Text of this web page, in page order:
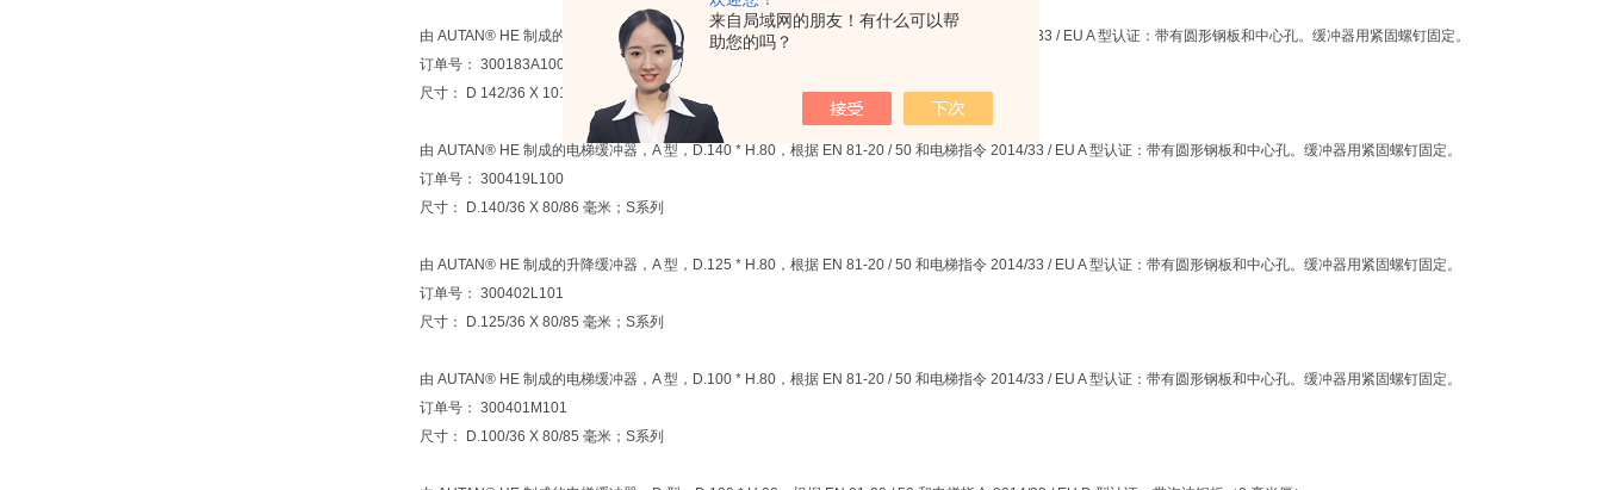
来自局域网的朋友！有什么可以帮
助您的吗？
由 AUTAN® HE 制成的电梯缓冲器，A 型，D.142 * H.101，根据 EN 81-20 / 50 和电梯指令 2014/33 / EU A 型认证：带有圆形钢板和中心孔。缓冲器用紧固螺钉固定。
订单号： 300183A100
尺寸： D 142/36 X 101/107 毫米
由 AUTAN® HE 制成的电梯缓冲器，A 型，D.140 * H.80，根据 EN 81-20 / 50 和电梯指令 2014/33 / EU A 型认证：带有圆形钢板和中心孔。缓冲器用紧固螺钉固定。
订单号： 300419L100
尺寸： D.140/36 X 80/86 毫米；S系列
由 AUTAN® HE 制成的升降缓冲器，A 型，D.125 * H.80，根据 EN 81-20 / 50 和电梯指令 2014/33 / EU A 型认证：带有圆形钢板和中心孔。缓冲器用紧固螺钉固定。
订单号： 300402L101
尺寸： D.125/36 X 80/85 毫米；S系列
由 AUTAN® HE 制成的电梯缓冲器，A 型，D.100 * H.80，根据 EN 81-20 / 50 和电梯指令 2014/33 / EU A 型认证：带有圆形钢板和中心孔。缓冲器用紧固螺钉固定。
订单号： 300401M101
尺寸： D.100/36 X 80/85 毫米；S系列